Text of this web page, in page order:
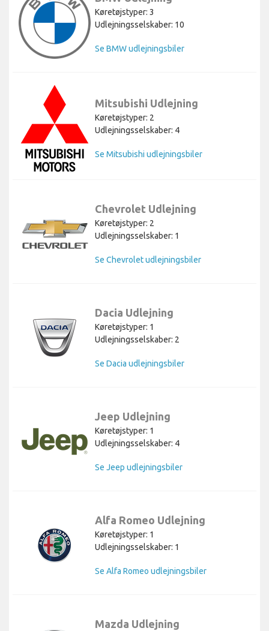
Køretøjstyper: 3
Udlejningsselskaber: 10
Se BMW udlejningsbiler
Mitsubishi Udlejning
Køretøjstyper: 2
Udlejningsselskaber: 4
Se Mitsubishi udlejningsbiler
Chevrolet Udlejning
Køretøjstyper: 2
Udlejningsselskaber: 1
Se Chevrolet udlejningsbiler
Dacia Udlejning
Køretøjstyper: 1
Udlejningsselskaber: 2
Se Dacia udlejningsbiler
Jeep Udlejning
Køretøjstyper: 1
Udlejningsselskaber: 4
Se Jeep udlejningsbiler
Alfa Romeo Udlejning
Køretøjstyper: 1
Udlejningsselskaber: 1
Se Alfa Romeo udlejningsbiler
Mazda Udlejning